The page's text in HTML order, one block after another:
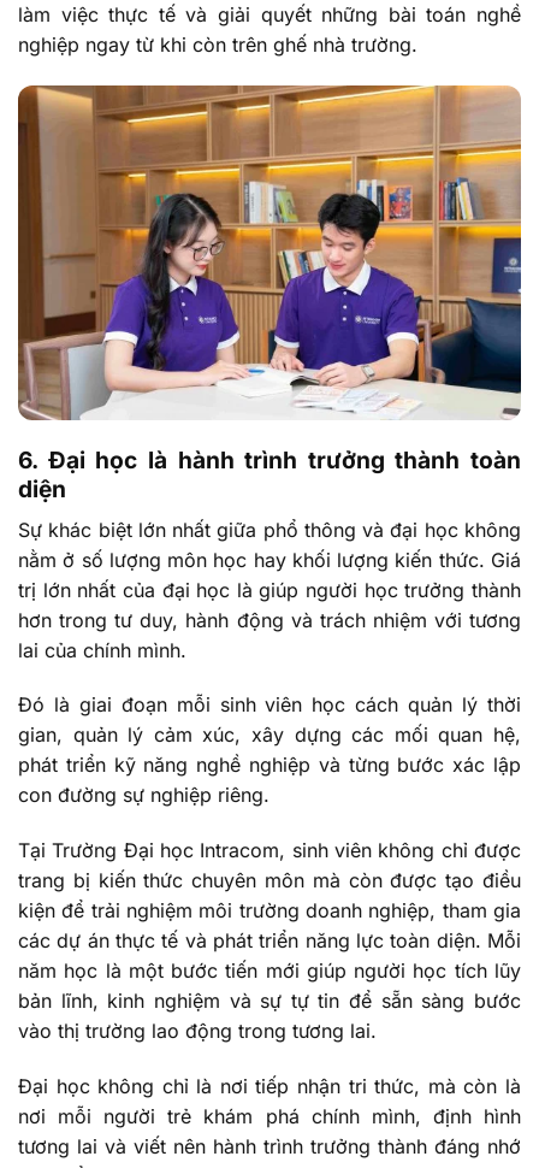
làm việc thực tế và giải quyết những bài toán nghề
nghiệp ngay từ khi còn trên ghế nhà trường.
6. Đại học là hành trình trưởng thành toàn
diện
Sự khác biệt lớn nhất giữa phổ thông và đại học không
nằm ở số lượng môn học hay khối lượng kiến thức. Giá
trị lớn nhất của đại học là giúp người học trưởng thành
hơn trong tư duy, hành động và trách nhiệm với tương
lai của chính mình.
Đó là giai đoạn mỗi sinh viên học cách quản lý thời
gian, quản lý cảm xúc, xây dựng các mối quan hệ,
phát triển kỹ năng nghề nghiệp và từng bước xác lập
con đường sự nghiệp riêng.
Tại Trường Đại học Intracom, sinh viên không chỉ được
trang bị kiến thức chuyên môn mà còn được tạo điều
kiện để trải nghiệm môi trường doanh nghiệp, tham gia
các dự án thực tế và phát triển năng lực toàn diện. Mỗi
năm học là một bước tiến mới giúp người học tích lũy
bản lĩnh, kinh nghiệm và sự tự tin để sẵn sàng bước
vào thị trường lao động trong tương lai.
Đại học không chỉ là nơi tiếp nhận tri thức, mà còn là
nơi mỗi người trẻ khám phá chính mình, định hình
tương lai và viết nên hành trình trưởng thành đáng nhớ